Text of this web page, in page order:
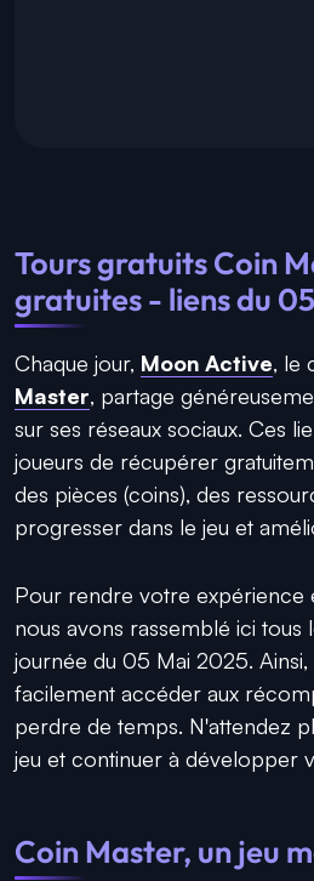
Tours gratuits Coin
gratuites - liens du
Chaque jour, Moon Active, le
Master, partage
sur ses réseaux sociaux. Ces
joueurs de récupérer
des pièces (coins), des
progresser dans le jeu et
Pour rendre votre expérience
nous avons rassemblé ici tous
journée du 05 Mai 2025.
facilement accéder aux
perdre de temps. N'attendez
jeu et continuer à développer
Coin Master, un jeu